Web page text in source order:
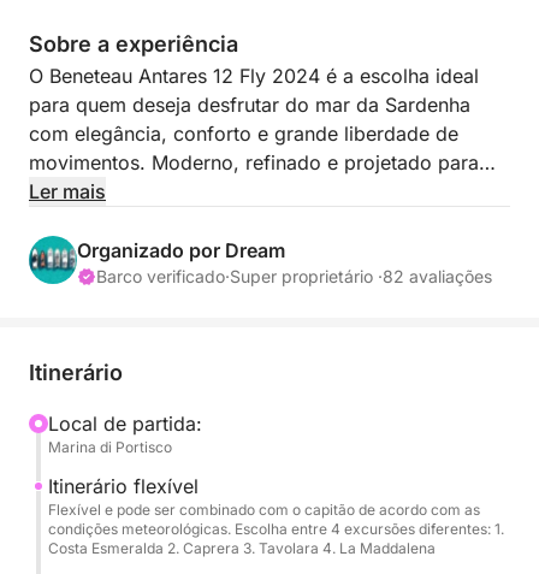
Sobre a experiência
O Beneteau Antares 12 Fly 2024 é a escolha ideal
para quem deseja desfrutar do mar da Sardenha
com elegância, conforto e grande liberdade de
movimentos. Moderno, refinado e projetado para
oferecer amplo espaço, este barco com flybridge é
amigos ou família, eventos especiais e momentos
românticos no coração da Costa Esmeralda.
habitabilidade dos seus espaços exteriores: o
com vista para o mar, perfeito para relaxar durante
a navegação ou desfrutar de um aperitivo ao pôr do
sol; na proa, o amplo solário com encosto ajustável
convida ao relaxamento em total privacidade; na
popa, o cockpit protegido por um hardtop cria uma
Ler mais
Organizado por Dream
Barco verificado·Super proprietário ·82 avaliações
Itinerário
Local de partida:
Marina di Portisco
Itinerário flexível
Flexível e pode ser combinado com o capitão de acordo com as
condições meteorológicas. Escolha entre 4 excursões diferentes: 1.
Costa Esmeralda 2. Caprera 3. Tavolara 4. La Maddalena